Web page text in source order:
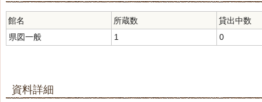
館名 所蔵数
貸出中数
県図一般
1 0
資料詳細